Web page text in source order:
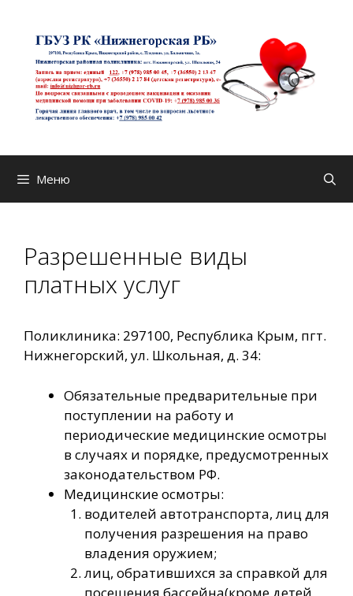
содержимому
Меню
Разрешенные виды
платных услуг
Поликлиника: 297100, Республика Крым, пгт.
Нижнегорский, ул. Школьная, д. 34:
Обязательные предварительные при
поступлении на работу и
периодические медицинские осмотры
в случаях и порядке, предусмотренных
законодательством РФ.
Медицинские осмотры:
водителей автотранспорта, лиц для
получения разрешения на право
владения оружием;
лиц, обратившихся за справкой для